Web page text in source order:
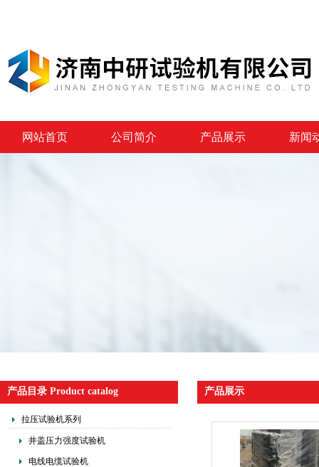
网站首页 公司简介 产品展示 新闻
产品目录 Product catalog
拉压试验机系列
井盖压力强度试验机
电线电缆试验机
产品展示